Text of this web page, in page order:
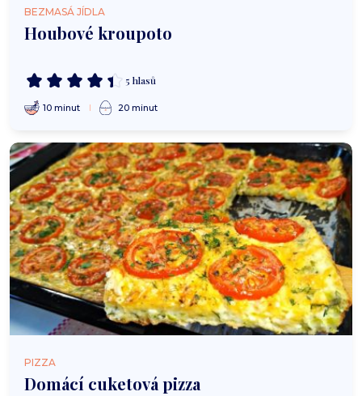
BEZMASÁ JÍDLA
Houbové kroupoto
5 hlasů
10 minut 20 minut
PIZZA
Domácí cuketová pizza